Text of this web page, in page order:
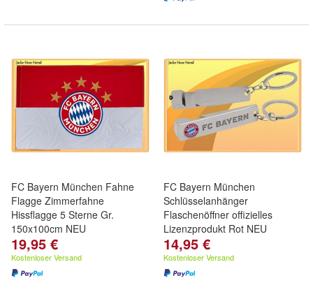
FC Bayern München Fahne
Flagge Zimmerfahne
Hissflagge 5 Sterne Gr.
150x100cm NEU
19,95 €
Kostenloser Versand
FC Bayern München
Schlüsselanhänger
Flaschenöffner offizielles
Lizenzprodukt Rot NEU
14,95 €
Kostenloser Versand